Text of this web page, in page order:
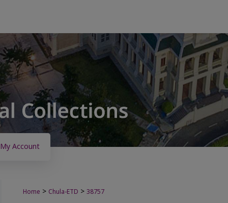
My Account
Home > Chula-ETD > 38757